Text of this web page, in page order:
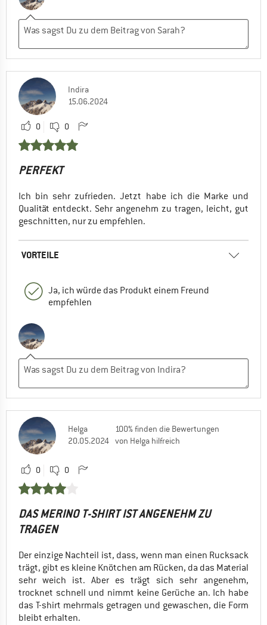
Indira
15.06.2024
0 0
PERFEKT
Ich bin sehr zufrieden. Jetzt habe ich die Marke und
Qualität entdeckt. Sehr angenehm zu tragen, leicht, gut
geschnitten, nur zu empfehlen.
VORTEILE
Ja, ich würde das Produkt einem Freund
empfehlen
Helga
20.05.2024
100% finden die Bewertungen
von Helga hilfreich
0 0
DAS MERINO T-SHIRT IST ANGENEHM ZU
TRAGEN
Der einzige Nachteil ist, dass, wenn man einen Rucksack
trägt, gibt es kleine Knötchen am Rücken, da das Material
sehr weich ist. Aber es trägt sich sehr angenehm,
trocknet schnell und nimmt keine Gerüche an. Ich habe
das T-shirt mehrmals getragen und gewaschen, die Form
bleibt erhalten.